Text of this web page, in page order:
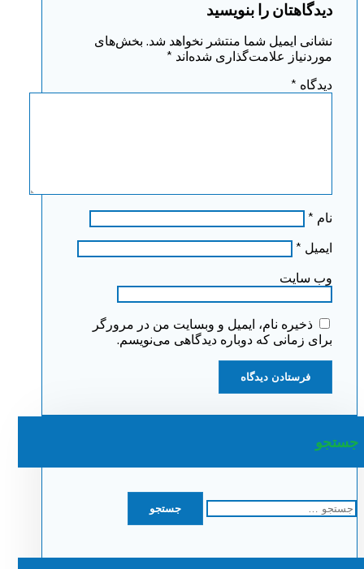
دیدگاهتان را بنویسید
نشانی ایمیل شما منتشر نخواهد شد. بخش‌های
موردنیاز علامت‌گذاری شده‌اند *
دیدگاه *
نام *
ایمیل *
وب‌ سایت
ذخیره نام، ایمیل و وبسایت من در مرورگر
برای زمانی که دوباره دیدگاهی می‌نویسم.
جستجو
جستجو
برای: